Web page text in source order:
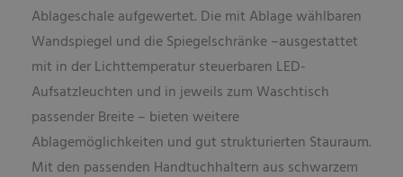
Ablageschale aufgewertet. Die mit Ablage wählbaren
Wandspiegel und die Spiegelschränke –ausgestattet
mit in der Lichttemperatur steuerbaren LED-
Aufsatzleuchten und in jeweils zum Waschtisch
passender Breite – bieten weitere
Ablagemöglichkeiten und gut strukturierten Stauraum.
Mit den passenden Handtuchhaltern aus schwarzem